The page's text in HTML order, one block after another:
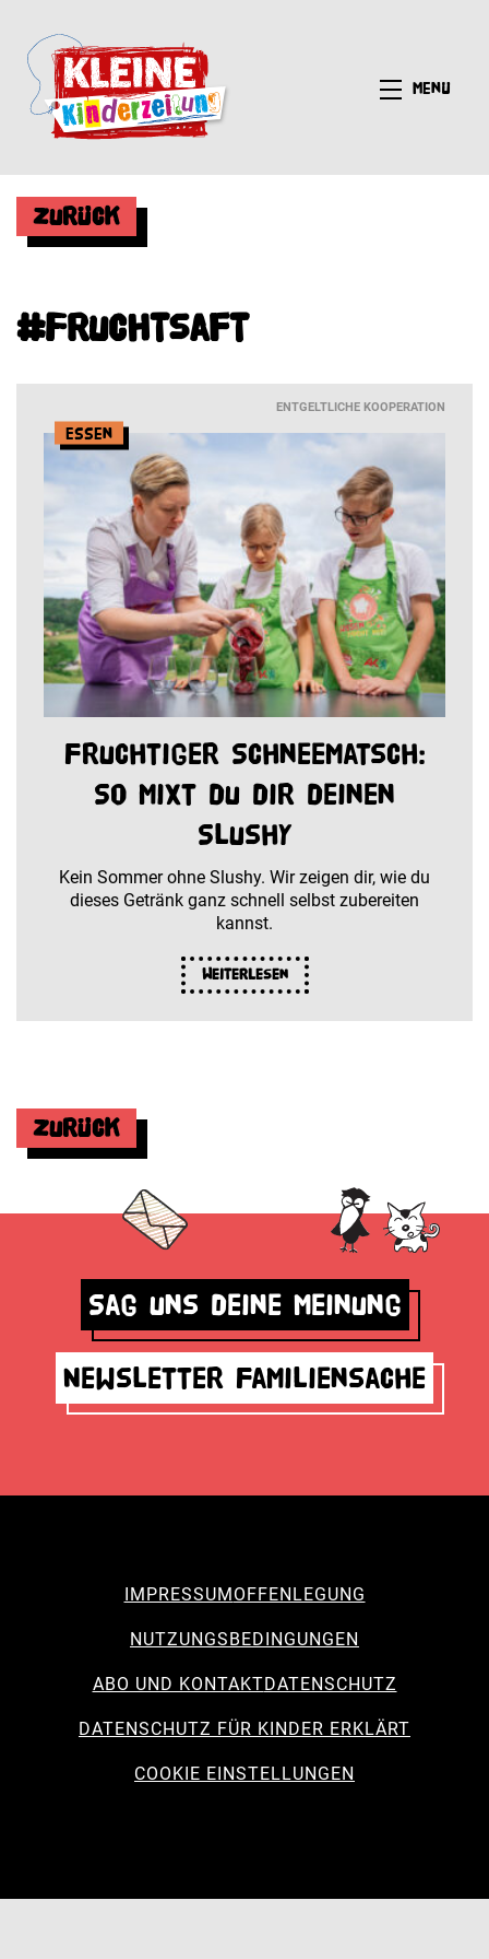
Menü
Zurück
#Fruchtsaft
ENTGELTLICHE KOOPERATION
Essen
Fruchtiger Schneematsch:
So mixt du dir deinen
Slushy
Kein Sommer ohne Slushy. Wir zeigen dir, wie du
dieses Getränk ganz schnell selbst zubereiten
kannst.
Weiterlesen
Zurück
Sag uns deine Meinung
Newsletter Familiensache
IMPRESSUMOFFENLEGUNG
NUTZUNGSBEDINGUNGEN
ABO UND KONTAKTDATENSCHUTZ
DATENSCHUTZ FÜR KINDER ERKLÄRT
COOKIE EINSTELLUNGEN